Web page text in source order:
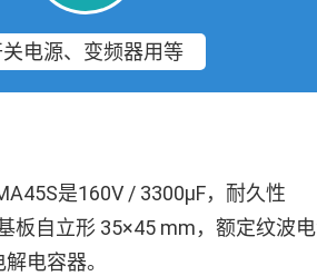
关电源、变频器用等
是160V / 3300µF，耐久性
板自立形 35×45 mm，额定纹波
电容器。